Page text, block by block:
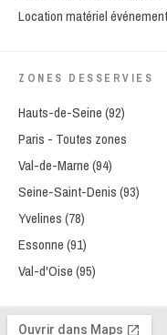
Location matériel
ZONES DESSERVIES
Hauts-de-Seine (92)
Paris - Toutes zones
Val-de-Marne (94)
Seine-Saint-Denis (93)
Yvelines (78)
Essonne (91)
Val-d'Oise (95)